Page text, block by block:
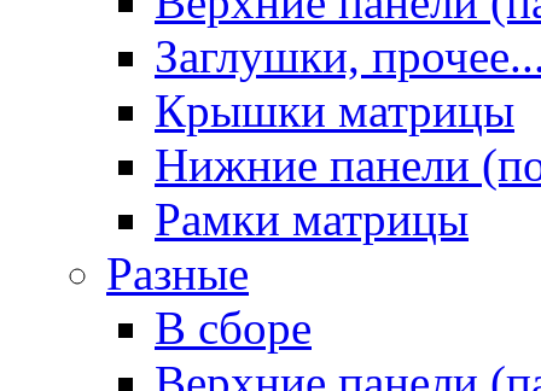
Заглушки,
Крышки матрицы
Нижние панели
Рамки матрицы
Разные
В сборе